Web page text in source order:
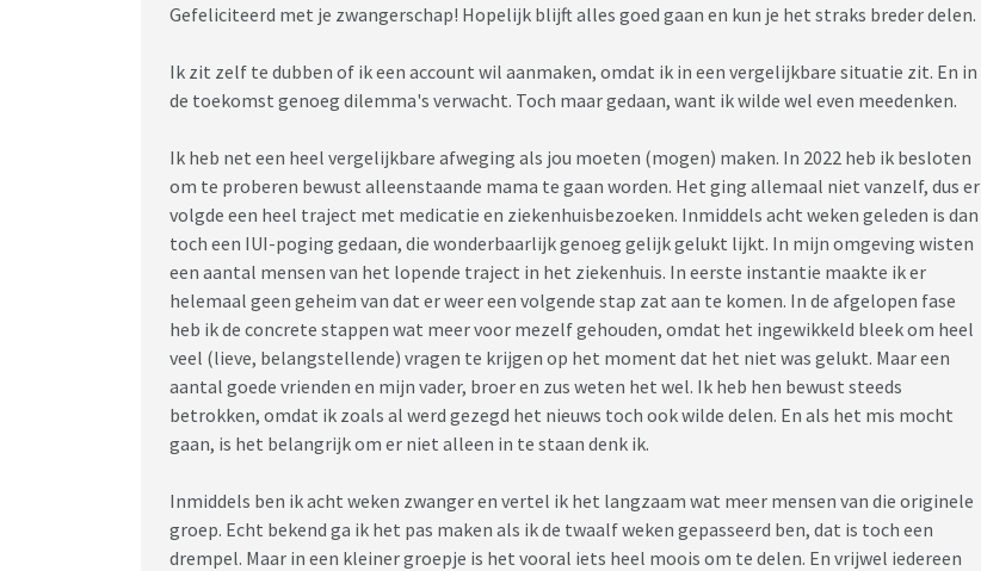
Gefeliciteerd met je zwangerschap! Hopelijk blijft alles goed gaan en kun je het straks breder delen.
Ik zit zelf te dubben of ik een account wil aanmaken, omdat ik in een vergelijkbare situatie zit. En in
de toekomst genoeg dilemma's verwacht. Toch maar gedaan, want ik wilde wel even meedenken.
Ik heb net een heel vergelijkbare afweging als jou moeten (mogen) maken. In 2022 heb ik besloten
om te proberen bewust alleenstaande mama te gaan worden. Het ging allemaal niet vanzelf, dus er
volgde een heel traject met medicatie en ziekenhuisbezoeken. Inmiddels acht weken geleden is dan
toch een IUI-poging gedaan, die wonderbaarlijk genoeg gelijk gelukt lijkt. In mijn omgeving wisten
een aantal mensen van het lopende traject in het ziekenhuis. In eerste instantie maakte ik er
helemaal geen geheim van dat er weer een volgende stap zat aan te komen. In de afgelopen fase
heb ik de concrete stappen wat meer voor mezelf gehouden, omdat het ingewikkeld bleek om heel
veel (lieve, belangstellende) vragen te krijgen op het moment dat het niet was gelukt. Maar een
aantal goede vrienden en mijn vader, broer en zus weten het wel. Ik heb hen bewust steeds
betrokken, omdat ik zoals al werd gezegd het nieuws toch ook wilde delen. En als het mis mocht
gaan, is het belangrijk om er niet alleen in te staan denk ik.
Inmiddels ben ik acht weken zwanger en vertel ik het langzaam wat meer mensen van die originele
groep. Echt bekend ga ik het pas maken als ik de twaalf weken gepasseerd ben, dat is toch een
drempel. Maar in een kleiner groepje is het vooral iets heel moois om te delen. En vrijwel iedereen